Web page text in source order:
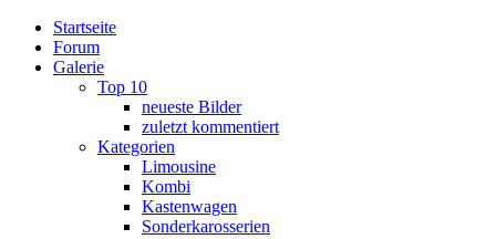
Startseite
Forum
Galerie
Top 10
neueste Bilder
zuletzt kommentiert
Kategorien
Limousine
Kombi
Kastenwagen
Sonderkarosserien